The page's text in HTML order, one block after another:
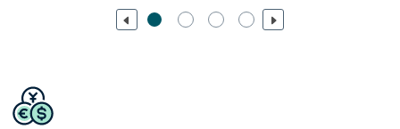
Previous Next